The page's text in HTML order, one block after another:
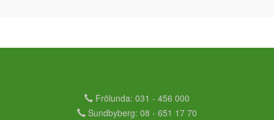
Frölunda: 031 - 456 000
Sundbyberg: 08 - 651 17 70